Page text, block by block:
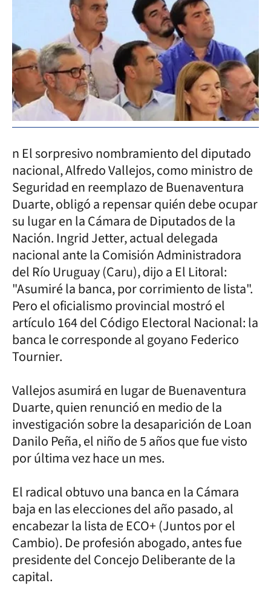
n El sorpresivo nombramiento del diputado
nacional, Alfredo Vallejos, como ministro de
Seguridad en reemplazo de Buenaventura
Duarte, obligó a repensar quién debe ocupar
su lugar en la Cámara de Diputados de la
Nación. Ingrid Jetter, actual delegada
nacional ante la Comisión Administradora
del Río Uruguay (Caru), dijo a El Litoral:
"Asumiré la banca, por corrimiento de lista".
Pero el oficialismo provincial mostró el
artículo 164 del Código Electoral Nacional: la
banca le corresponde al goyano Federico
Tournier.
Vallejos asumirá en lugar de Buenaventura
Duarte, quien renunció en medio de la
investigación sobre la desaparición de Loan
Danilo Peña, el niño de 5 años que fue visto
por última vez hace un mes.
El radical obtuvo una banca en la Cámara
baja en las elecciones del año pasado, al
encabezar la lista de ECO+ (Juntos por el
Cambio). De profesión abogado, antes fue
presidente del Concejo Deliberante de la
capital.